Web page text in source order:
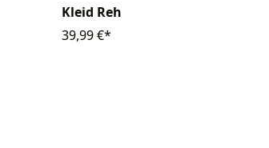
Kleid Reh
39,99 €*